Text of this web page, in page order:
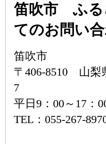
笛吹市 ふる
てのお問い
笛吹市
〒406-8510 山梨
7
平日9：00～17：
TEL：055-267-